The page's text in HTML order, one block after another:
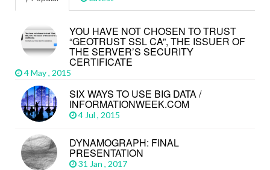
YOU HAVE NOT CHOSEN TO TRUST
“GEOTRUST SSL CA”, THE ISSUER OF
THE SERVER’S SECURITY
CERTIFICATE
4 May , 2015
SIX WAYS TO USE BIG DATA /
INFORMATIONWEEK.COM
4 Jul , 2015
DYNAMOGRAPH: FINAL
PRESENTATION
31 Jan , 2017